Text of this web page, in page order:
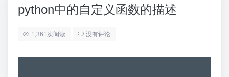
python中的自定义函数的描述
1,361次阅读 没有评论